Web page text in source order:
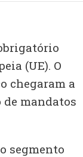
(UE). O
chegaram a
mandatos
segmento